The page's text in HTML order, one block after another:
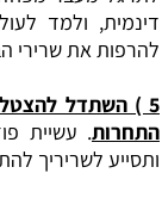
דינמית, ולמד
להרפות את שרירי
5 ‏) השתדל
התחרות. עשיית
ותסייע לשריריך